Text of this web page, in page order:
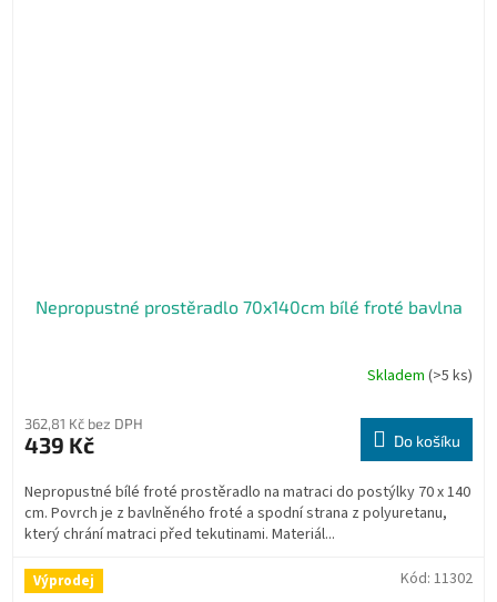
Nepropustné prostěradlo 70x140cm bílé froté bavlna
Skladem (>5 ks)
362,81 Kč bez DPH
439 Kč Do košíku
Nepropustné bílé froté prostěradlo na matraci do postýlky 70 x 140
cm. Povrch je z bavlněného froté a spodní strana z polyuretanu,
který chrání matraci před tekutinami. Materiál...
Výprodej Kód: 11302